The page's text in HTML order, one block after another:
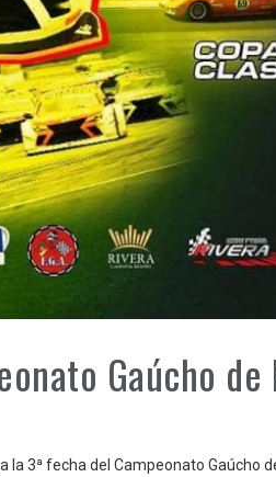
Gaúcho
la 3ª fecha del Campeonato Gaúcho